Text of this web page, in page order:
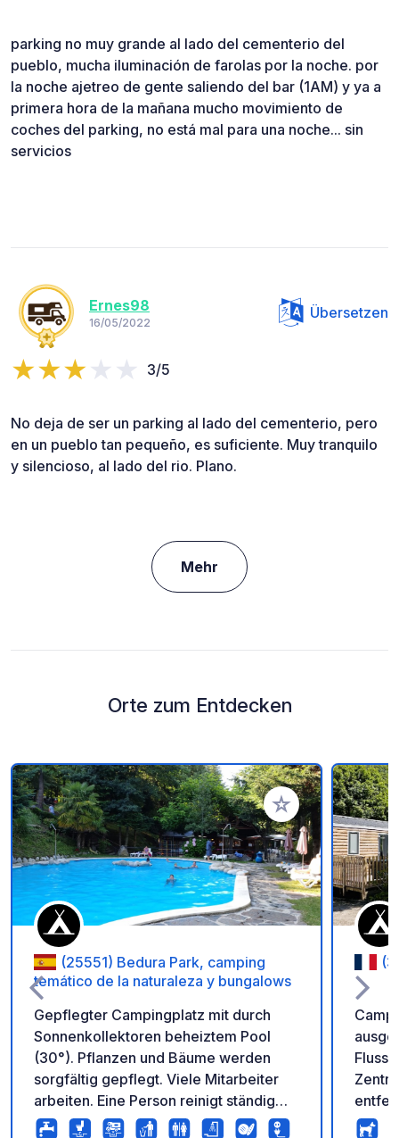
parking no muy grande al lado del cementerio del
pueblo, mucha iluminación de farolas por la noche. por
la noche ajetreo de gente saliendo del bar (1AM) y ya a
primera hora de la mañana mucho movimiento de
coches del parking, no está mal para una noche... sin
servicios
Ernes98
16/05/2022
Übersetzen
3/5
No deja de ser un parking al lado del cementerio, pero
en un pueblo tan pequeño, es suficiente. Muy tranquilo
y silencioso, al lado del rio. Plano.
Mehr
Orte zum Entdecken
Zu Ihren Favoriten
(25551) Bedura Park, camping
temático de la naturaleza y bungalows
Gepflegter Campingplatz mit durch
Sonnenkollektoren beheiztem Pool
(30°). Pflanzen und Bäume werden
sorgfältig gepflegt. Viele Mitarbeiter
arbeiten. Eine Person reinigt ständig
Toiletten und Duschen (zu schade,
Fuß